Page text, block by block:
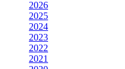
2026
2025
2024
2023
2022
2021